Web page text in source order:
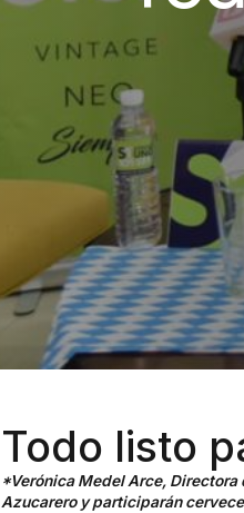
Todo listo
*Verónica Medel Arce,
Azucarero y participarán